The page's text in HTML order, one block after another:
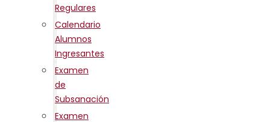
Regulares
Calendario
Alumnos
Ingresantes
Examen
de
Subsanación
Examen